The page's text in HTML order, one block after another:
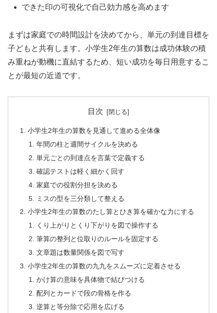
できた印の可視化で自己効力感を高めます
まずは家庭での時間設計を決めてから、単元の到達目標を
子どもと共有します。小学生2年生の算数は成功体験の積
み重ねが動機に直結するため、短い成功を毎日用意するこ
とが最短の近道です。
目次
小学生2年生の算数を見通して進める全体像
年間の柱と週間サイクルを決める
単元ごとの到達点を言葉で定義する
確認テストは軽く細かく回す
家庭での役割分担を決める
ミスの型を三分類して整える
小学生2年生の算数のたし算とひき算を確かな力にする
くり上がりとくり下がりを図で操作する
筆算の整列と位取りのルールを固定する
文章題は数量関係を図で写す
小学生2年生の算数の九九をスムーズに定着させる
かけ算の意味を具体物で結びつける
配列とカードで段の骨格を作る
逆算と等分除で応用を広げる